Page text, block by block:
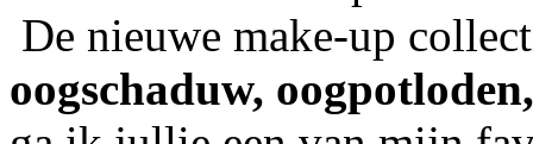
De nieuwe make-up
oogschaduw,